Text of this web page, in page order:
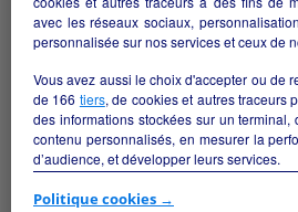
avec les réseaux sociaux,
personnalisée sur nos services et ceux de
Vous avez aussi le choix d'accepter ou de
de 166 tiers, de cookies et autres traceurs
des informations stockées sur un
contenu personnalisés, en mesurer la
d’audience, et développer leurs services.
Si vous continuez sans accepter, les
Politique cookies →